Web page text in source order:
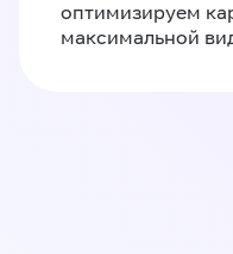
оптимизируем
максимальной